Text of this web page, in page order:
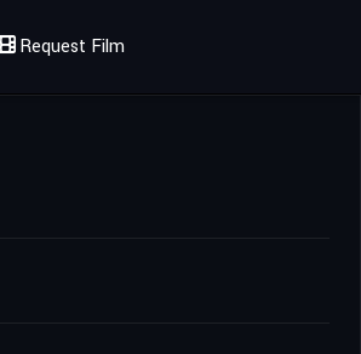
Request Film